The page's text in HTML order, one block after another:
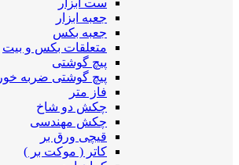
ست ابزار
جعبه ابزار
جعبه بکس
متعلقات بکس و بیت
پیچ گوشتی
پیچ گوشتی ضربه خور
فاز متر
چکش دو شاخ
چکش مهندسی
قیچی ورق بر
کاتر ( موکت بر )